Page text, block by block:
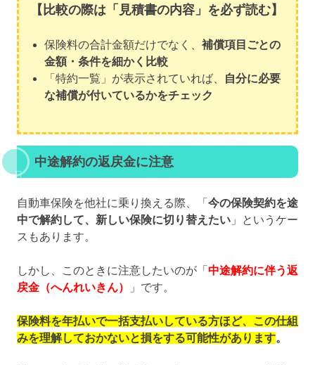
【比較の際は「見積書の内容」を必ず読む】
保険料の合計金額だけでなく、 補償項目ごとの
金額・条件を細かく比較
「特約一覧」が表示されていれば、
自分に必要
な補償が付いているかをチェック
中途解約の返戻金に注意
自動車保険を他社に乗り換える際、「 今の保険契約を途
中で解約して、新しい保険に切り替えたい 」というケー
スもあります。
しかし、このときに注意したいのが「 中途解約に伴う返
戻金（へんれいきん）
」です。
保険料を年払いで一括支払いしている方ほど、この仕組
みを理解しておかないと損をする可能性があります。